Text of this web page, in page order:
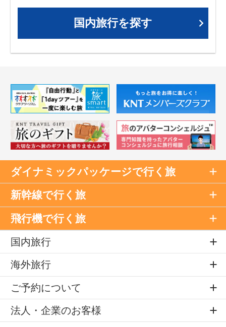
国内旅行を探す
ダイナミックパッケージで行く旅
新幹線で行く旅
飛行機で行く旅
国内旅行
海外旅行
ご予約について
法人・企業のお客様